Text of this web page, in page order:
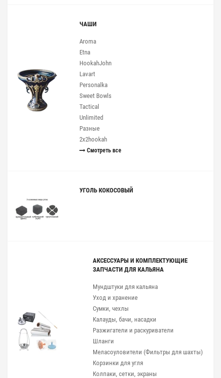
ЧАШИ
Aroma
Etna
HookahJohn
Lavart
Personalka
Sweet Bowls
Tactical
Unlimited
Разные
2x2hookah
Смотреть все
УГОЛЬ КОКОСОВЫЙ
АКСЕССУАРЫ И КОМПЛЕКТУЮЩИЕ
ЗАПЧАСТИ ДЛЯ КАЛЬЯНА
Мундштуки для кальяна
Уход и хранение
Сумки, чехлы
Калауды, бачи, насадки
Разжигатели и раскуриватели
Шланги
Меласоуловители (Фильтры для шахты)
Корзинки для угля
Колпаки, сетки, экраны